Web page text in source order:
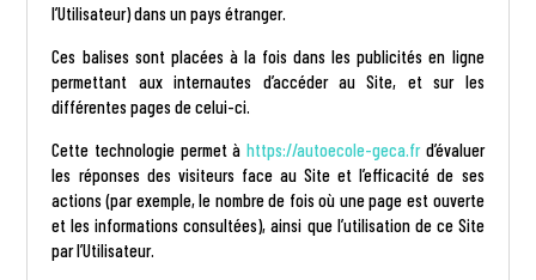
l’Utilisateur) dans un pays étranger.
Ces balises sont placées à la fois dans les publicités en ligne
permettant aux internautes d’accéder au Site, et sur les
différentes pages de celui-ci.
Cette technologie permet à https://autoecole-geca.fr d’évaluer
les réponses des visiteurs face au Site et l’efficacité de ses
actions (par exemple, le nombre de fois où une page est ouverte
et les informations consultées), ainsi que l’utilisation de ce Site
par l’Utilisateur.